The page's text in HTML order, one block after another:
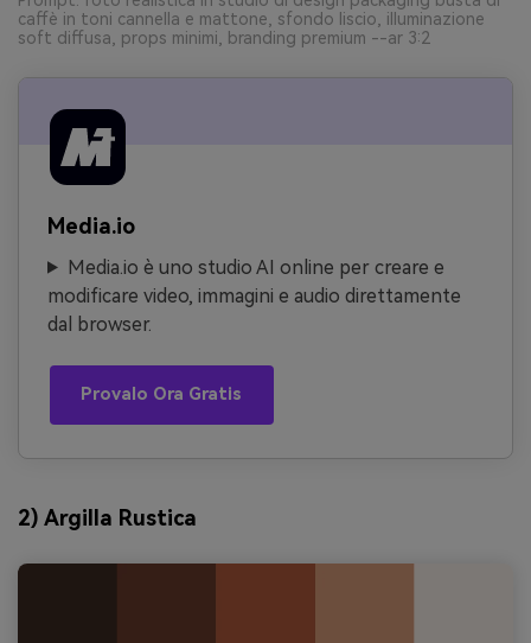
caffè in toni cannella e mattone, sfondo liscio, illuminazione
soft diffusa, props minimi, branding premium --ar 3:2
Media.io
Media.io è uno studio AI online per creare e
modificare video, immagini e audio direttamente
dal browser.
Provalo Ora Gratis
2) Argilla Rustica